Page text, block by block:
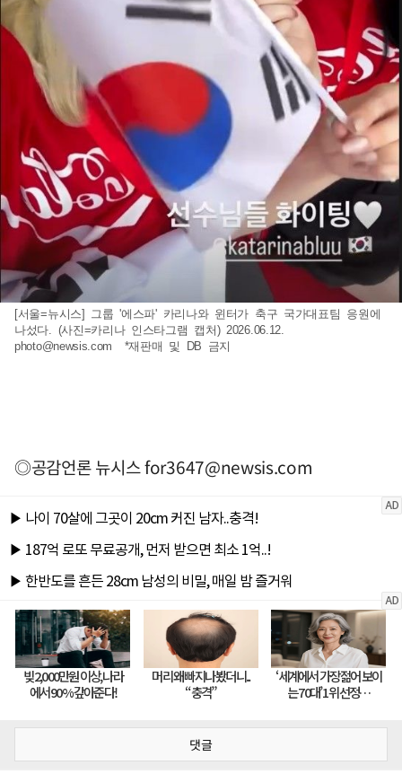
[서울=뉴시스] 그룹 '에스파' 카리나와 윈터가 축구 국가대표팀 응원에
나섰다. (사진=카리나 인스타그램 캡처) 2026.06.12.
photo@newsis.com *재판매 및 DB 금지
◎공감언론 뉴시스for3647@newsis.com
댓글